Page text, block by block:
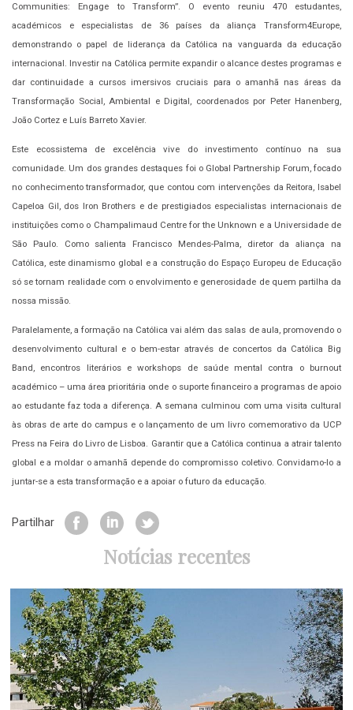
Communities: Engage to Transform”. O evento reuniu 470 estudantes,
académicos e especialistas de 36 países da aliança Transform4Europe,
demonstrando o papel de liderança da Católica na vanguarda da educação
internacional. Investir na Católica permite expandir o alcance destes programas e
dar continuidade a cursos imersivos cruciais para o amanhã nas áreas da
Transformação Social, Ambiental e Digital, coordenados por Peter Hanenberg,
João Cortez e Luís Barreto Xavier.
Este ecossistema de excelência vive do investimento contínuo na sua
comunidade. Um dos grandes destaques foi o Global Partnership Forum, focado
no conhecimento transformador, que contou com intervenções da Reitora, Isabel
Capeloa Gil, dos Iron Brothers e de prestigiados especialistas internacionais de
instituições como o Champalimaud Centre for the Unknown e a Universidade de
São Paulo. Como salienta Francisco Mendes-Palma, diretor da aliança na
Católica, este dinamismo global e a construção do Espaço Europeu de Educação
só se tornam realidade com o envolvimento e generosidade de quem partilha da
nossa missão.
Paralelamente, a formação na Católica vai além das salas de aula, promovendo o
desenvolvimento cultural e o bem-estar através de concertos da Católica Big
Band, encontros literários e workshops de saúde mental contra o burnout
académico – uma área prioritária onde o suporte financeiro a programas de apoio
ao estudante faz toda a diferença. A semana culminou com uma visita cultural
às obras de arte do campus e o lançamento de um livro comemorativo da UCP
Press na Feira do Livro de Lisboa. Garantir que a Católica continua a atrair talento
global e a moldar o amanhã depende do compromisso coletivo. Convidamo-lo a
juntar-se a esta transformação e a apoiar o futuro da educação.
Partilhar
Notícias recentes